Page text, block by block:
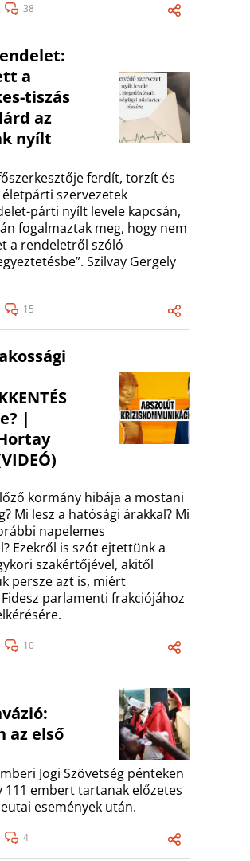
38
a
tiszás
az
nyílt
ferdít, torzít és
szervezetek
párti nyílt levele kapcsán,
fogalmaztak meg, hogy nem
a rendeletről szóló
Szilvay Gergely
15
|
kormány hibája a mostani
Mi lesz a hatósági árakkal? Mi
napelemes
Ezekről is szót ejtettünk a
szakértőjével, akitől
persze azt is, miért
parlamenti frakciójához
10
az első
Jogi Szövetség pénteken
111 embert tartanak előzetes
események után.
4